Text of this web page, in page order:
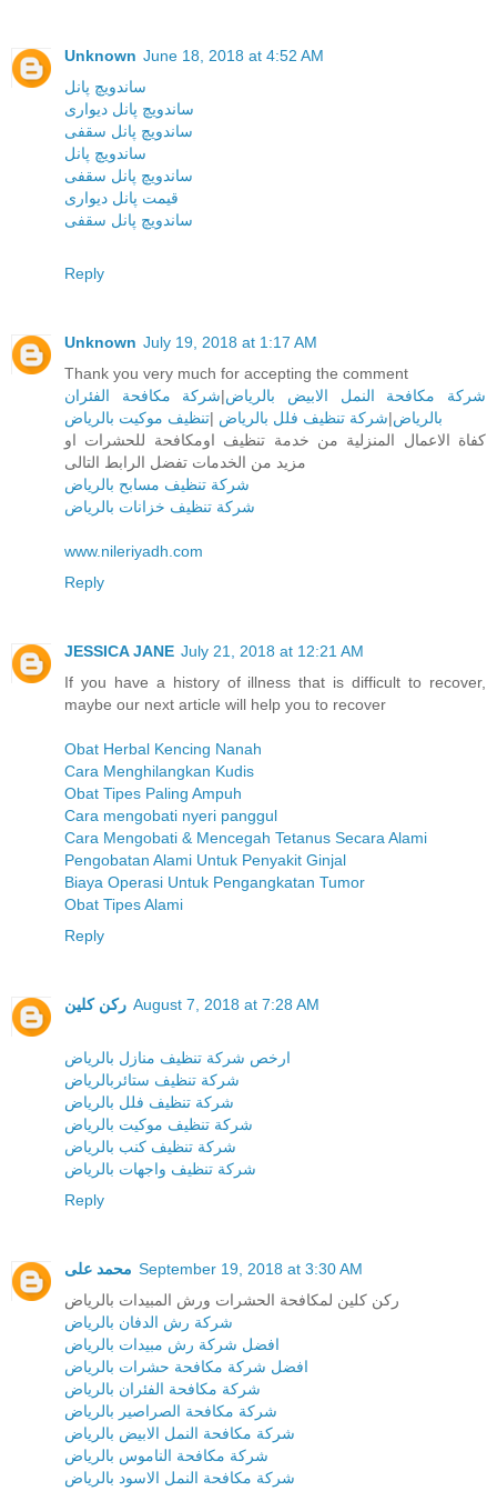
Unknown June 18, 2018 at 4:52 AM
ساندویچ پانل
ساندویچ پانل دیواری
ساندویچ پانل سقفی
ساندویچ پانل
ساندویچ پانل سقفی
قیمت پانل دیواری
ساندویچ پانل سقفی
Reply
Unknown July 19, 2018 at 1:17 AM
Thank you very much for accepting the comment
شركة مكافحة النمل الابيض بالرياض|شركة مكافحة الفئران
بالرياض|شركة تنظيف فلل بالرياض |تنظيف موكيت بالرياض
كفاة الاعمال المنزلية من خدمة تنظيف اومكافحة للحشرات او
مزيد من الخدمات تفضل الرابط التالى
شركة تنظيف مسابح بالرياض
شركة تنظيف خزانات بالرياض
www.nileriyadh.com
Reply
JESSICA JANE July 21, 2018 at 12:21 AM
If you have a history of illness that is difficult to recover,
maybe our next article will help you to recover
Obat Herbal Kencing Nanah
Cara Menghilangkan Kudis
Obat Tipes Paling Ampuh
Cara mengobati nyeri panggul
Cara Mengobati & Mencegah Tetanus Secara Alami
Pengobatan Alami Untuk Penyakit Ginjal
Biaya Operasi Untuk Pengangkatan Tumor
Obat Tipes Alami
Reply
ركن كلين August 7, 2018 at 7:28 AM
ارخص شركة تنظيف منازل بالرياض
شركة تنظيف ستائربالرياض
شركة تنظيف فلل بالرياض
شركة تنظيف موكيت بالرياض
شركة تنظيف كنب بالرياض
شركة تنظيف واجهات بالرياض
Reply
محمد على September 19, 2018 at 3:30 AM
ركن كلين لمكافحة الحشرات ورش المبيدات بالرياض
شركة رش الدفان بالرياض
افضل شركة رش مبيدات بالرياض
افضل شركة مكافحة حشرات بالرياض
شركة مكافحة الفئران بالرياض
شركة مكافحة الصراصير بالرياض
شركة مكافحة النمل الابيض بالرياض
شركة مكافحة الناموس بالرياض
شركة مكافحة النمل الاسود بالرياض